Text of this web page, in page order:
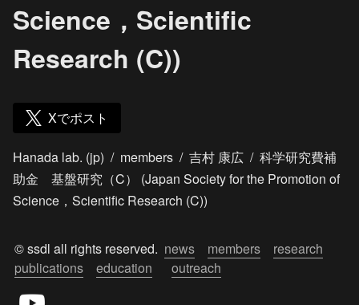
Science，Scientific
Research (C))
Xでポスト
Hanada lab. (jp) / members / 吉村 康広 / 科学研究費補
助金 基盤研究（C） (Japan Society for the Promotion of
Science，Scientific Research (C))
© ssdl all rights reserved. news members
research
publications
education outreach